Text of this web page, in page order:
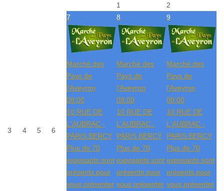
1
2
3 4 5 6
7
Marché des
Pays de
l'Aveyron
08:00
10 RUE DE
L'AUBRAC -
PARIS BERCY
Plus de 70
exposants sont
présents pour
vous présenter
8
Marché des
Pays de
l'Aveyron
08:00
10 RUE DE
L'AUBRAC -
PARIS BERCY
Plus de 70
exposants sont
présents pour
vous présenter
9
Marché des
Pays de
l'Aveyron
08:00
10 RUE DE
L'AUBRAC -
PARIS BERCY
Plus de 70
exposants sont
présents pour
vous présenter